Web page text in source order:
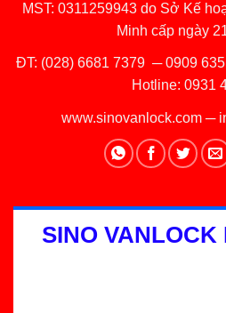
MST: 0311259943 do Sở Kế
Minh cấp ngày
ĐT: (028) 6681 7379 ─0909
Hotline: 0931
www.sinovanlock.com ─
SINO